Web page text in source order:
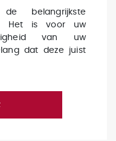
belangrijkste
Het is voor uw
van uw
dat deze juist